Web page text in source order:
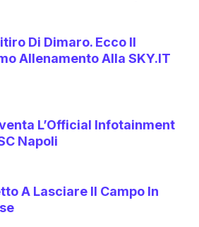
Di Dimaro. Ecco Il
Allenamento Alla SKY.IT
L’Official Infotainment
Napoli
A Lasciare Il Campo In